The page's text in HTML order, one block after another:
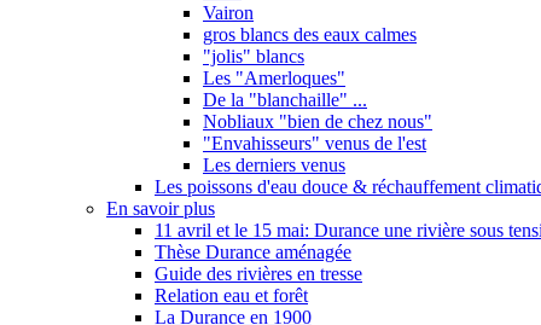
Vairon
gros blancs des eaux calmes
"jolis" blancs
Les "Amerloques"
De la "blanchaille" ...
Nobliaux "bien de chez nous"
"Envahisseurs" venus de l'est
Les derniers venus
Les poissons d'eau douce & réchauffement
En savoir plus
11 avril et le 15 mai: Durance une rivière sous
Thèse Durance aménagée
Guide des rivières en tresse
Relation eau et forêt
La Durance en 1900